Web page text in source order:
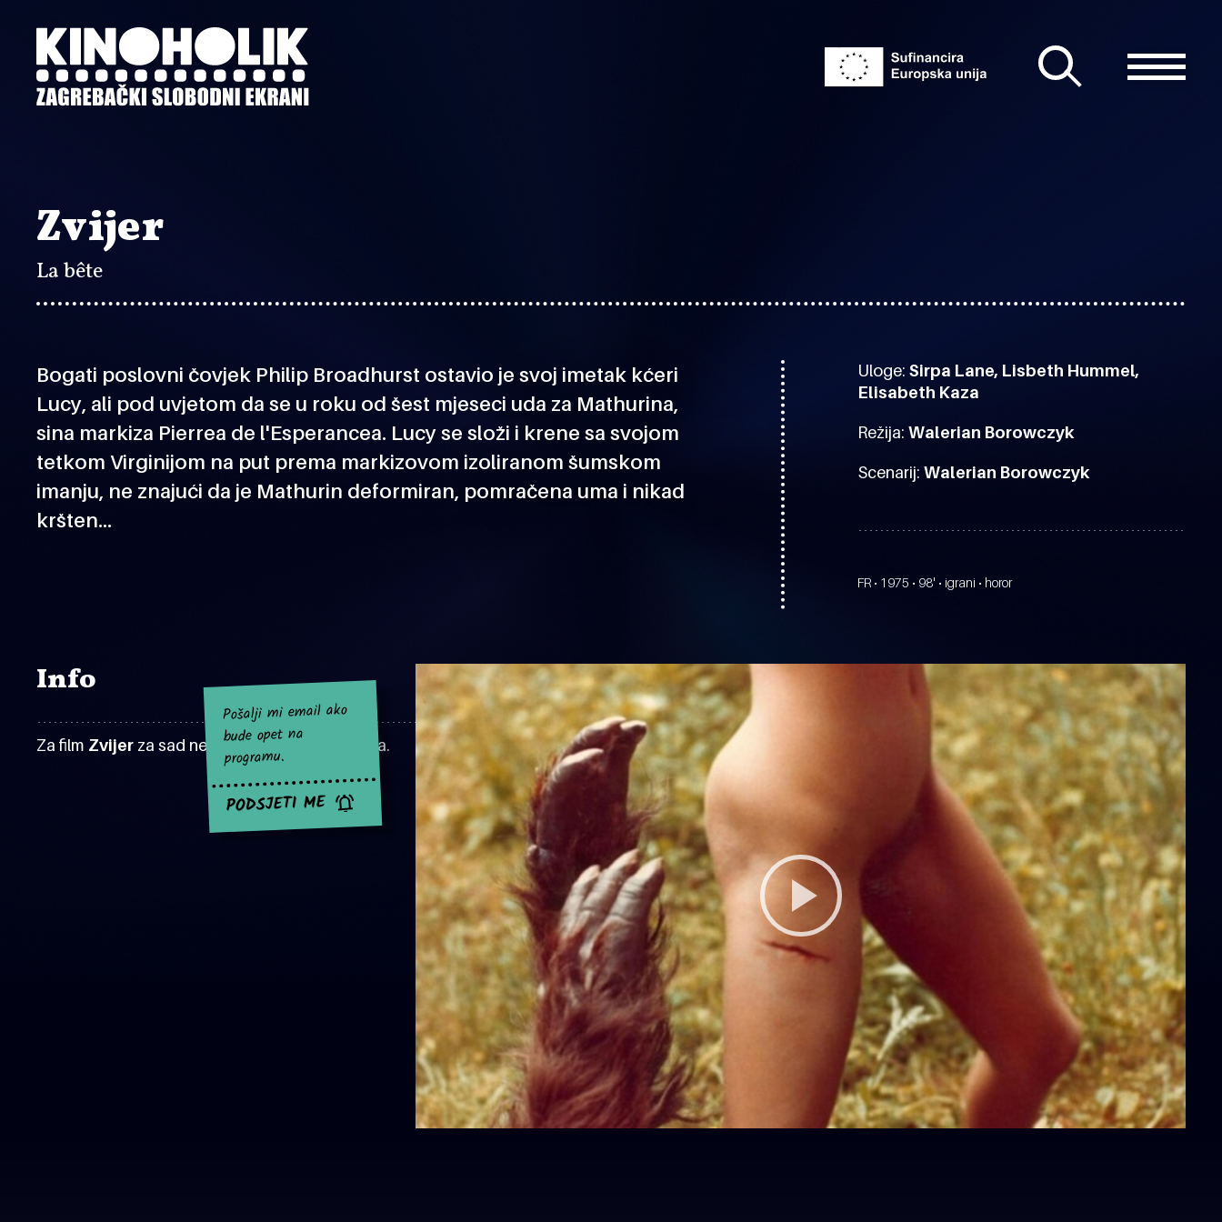
sadržaj
Zvijer
La bête
Bogati poslovni čovjek Philip Broadhurst ostavio je svoj imetak kćeri
Lucy, ali pod uvjetom da se u roku od šest mjeseci uda za Mathurina,
sina markiza Pierrea de l'Esperancea. Lucy se složi i krene sa svojom
tetkom Virginijom na put prema markizovom izoliranom šumskom
imanju, ne znajući da je Mathurin deformiran, pomračena uma i nikad
kršten…
Uloge:Sirpa Lane, Lisbeth Hummel,
Elisabeth Kaza
Režija:Walerian Borowczyk
Scenarij:Walerian Borowczyk
FR • 1975 • 98' • igrani • horor
Info
Za film Zvijer za sad nema najavljenih projekcija.
Pošalji mi email ako
bude opet na
programu.
PODSJETI ME